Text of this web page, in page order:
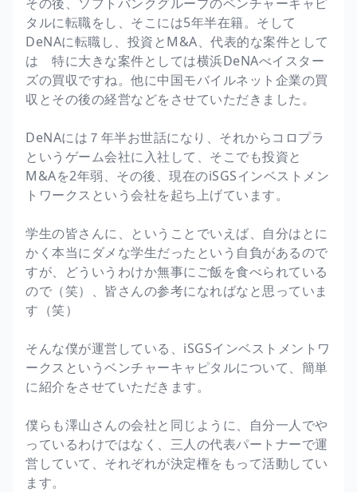
タルに転職をし、そこには5年半在籍。そして
DeNAに転職し、投資とM&A、代表的な案件として
は 特に大きな案件としては横浜DeNAべイスター
ズの買収ですね。他に中国モバイルネット企業の買
収とその後の経営などをさせていただきました。
DeNAには７年半お世話になり、それからコロプラ
というゲーム会社に入社して、そこでも投資と
M&Aを2年弱、その後、現在のiSGSインベストメン
トワークスという会社を起ち上げています。
学生の皆さんに、ということでいえば、自分はとに
かく本当にダメな学生だったという自負があるので
すが、どういうわけか無事にご飯を食べられている
ので（笑）、皆さんの参考になればなと思っていま
す（笑）
そんな僕が運営している、iSGSインベストメントワ
ークスというベンチャーキャピタルについて、簡単
に紹介をさせていただきます。
僕らも澤山さんの会社と同じように、自分一人でや
っているわけではなく、三人の代表パートナーで運
営していて、それぞれが決定権をもって活動してい
ます。